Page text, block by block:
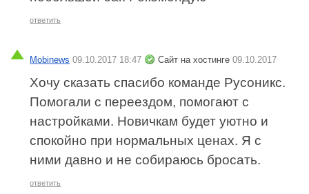
ответить
Mobinews 09.10.2017 18:47 Сайт на хостинге09.10.2017
Хочу сказать спасибо команде Русоникс.
Помогали с переездом, помогают с
настройками. Новичкам будет уютно и
спокойно при нормальных ценах. Я с
ними давно и не собираюсь бросать.
ответить